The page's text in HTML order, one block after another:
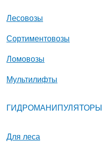
Лесовозы
Сортиментовозы
Ломовозы
Мультилифты
ГИДРОМАНИПУЛЯТОРЫ
Для леса